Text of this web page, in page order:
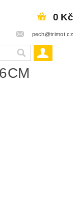
pech@trimot.cz
0 Kč